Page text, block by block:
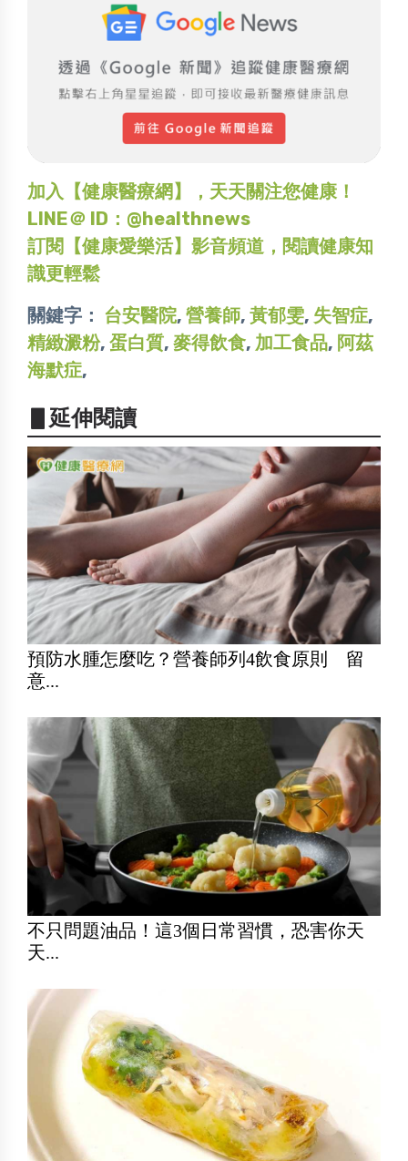
加入【健康醫療網】，天天關注您健康！
LINE＠ ID：@healthnews
訂閱【健康愛樂活】影音頻道，閱讀健康知
識更輕鬆
關鍵字： 台安醫院, 營養師, 黃郁雯, 失智症,
精緻澱粉, 蛋白質, 麥得飲食, 加工食品, 阿茲
海默症,
▋延伸閱讀
預防水腫怎麼吃？營養師列4飲食原則 留
意...
不只問題油品！這3個日常習慣，恐害你天
天...